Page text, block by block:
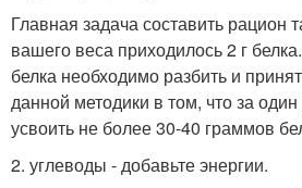
Главная задача составить рацион
вашего веса приходилось 2 г
белка необходимо разбить и
данной методики в том, что за
усвоить не более 30-40 граммов
2. углеводы - добавьте энергии.